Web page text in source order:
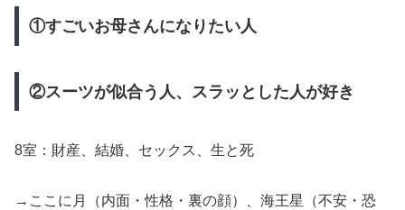
①すごいお母さんになりたい人
②スーツが似合う人、スラッとした人が好き
8室：財産、結婚、セックス、生と死
→ここに月（内面・性格・裏の顔）、海王星（不安・恐